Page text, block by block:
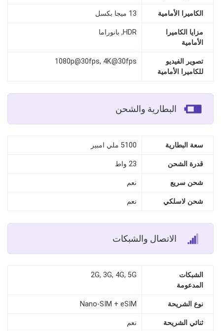
الكاميرا الأمامية 13 ميجا بكسل
مزايا الكاميرا
الأمامية
HDR, بانوراما
تصوير الفيديو
للكاميرا الأمامية
1080p@30fps, 4K@30fps
البطارية والشحن
سعة البطارية 5100 ملي امبير
قدرة الشحن 23 واط
شحن سريع نعم
شحن لاسلكي نعم
الاتصال والشبكات
الشبكات
المدعومة
2G, 3G, 4G, 5G
نوع الشريحة Nano-SIM + eSIM
ثنائي الشريحة نعم